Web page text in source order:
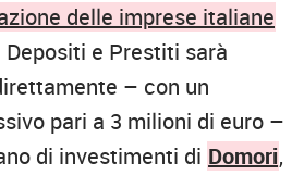
delle imprese italiane
Depositi e Prestiti sarà
– con un
pari a 3 milioni di euro –
di investimenti di Domori,